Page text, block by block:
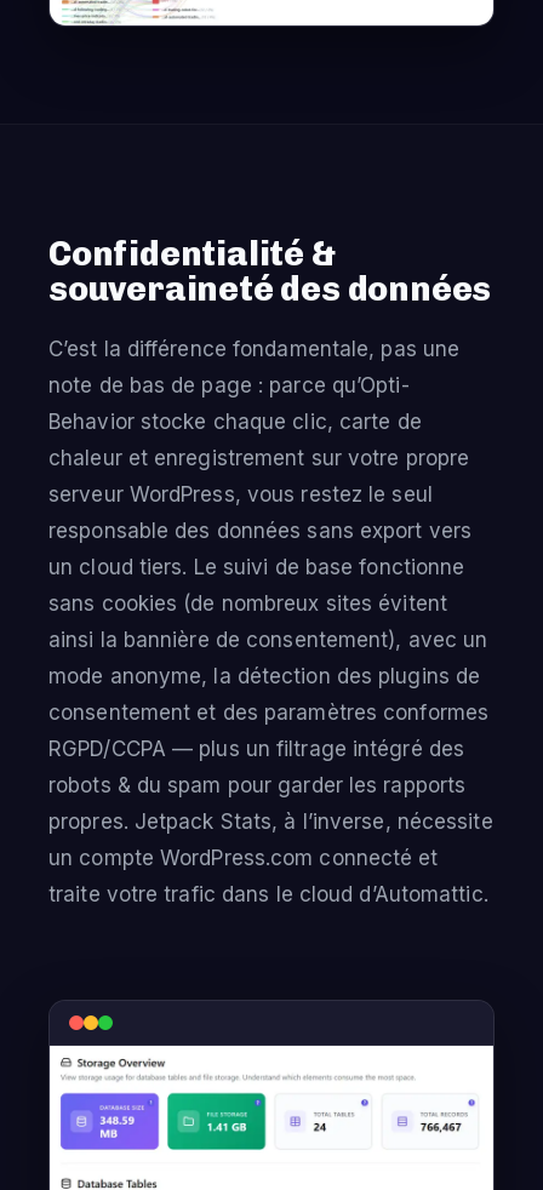
Confidentialité &
souveraineté des données
C’est la différence fondamentale, pas une
note de bas de page : parce qu’Opti-
Behavior stocke chaque clic, carte de
chaleur et enregistrement sur votre propre
serveur WordPress, vous restez le seul
responsable des données sans export vers
un cloud tiers. Le suivi de base fonctionne
sans cookies (de nombreux sites évitent
ainsi la bannière de consentement), avec un
mode anonyme, la détection des plugins de
consentement et des paramètres conformes
RGPD/CCPA — plus un filtrage intégré des
robots & du spam pour garder les rapports
propres. Jetpack Stats, à l’inverse, nécessite
un compte WordPress.com connecté et
traite votre trafic dans le cloud d’Automattic.